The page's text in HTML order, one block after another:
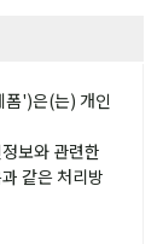
정 및 별도 약
니다.
계약을 체결하
공하는 서비스
자
스 소개 및 상
품, 이벤트 정
주소, 휴대폰
')은(는) 개인
보와 관련한
같은 처리방